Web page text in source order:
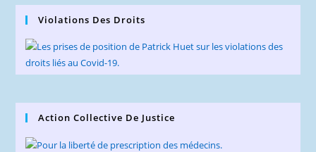
Violations Des Droits
Action Collective De Justice